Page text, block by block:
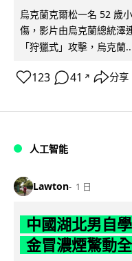
烏克蘭克爾松一名 52 歲
傷，影片由烏克蘭總統澤
「狩獵式」攻擊，烏克蘭
123 41 ↗ 分享
人工智能
Lawton 1 日
中國湖北男自
金冒濃煙驚動